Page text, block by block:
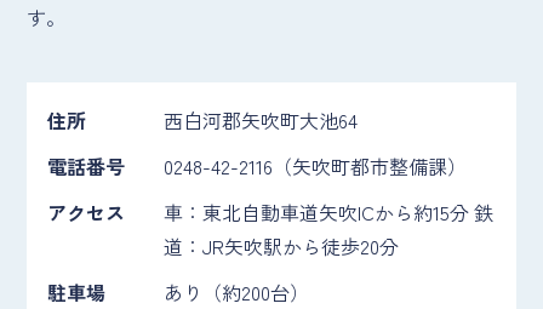
す。
住所
西白河郡矢吹町大池64
電話番号
0248-42-2116（矢吹町都市整備課）
アクセス
車：東北自動車道矢吹ICから約15分 鉄
道：JR矢吹駅から徒歩20分
駐車場
あり（約200台）